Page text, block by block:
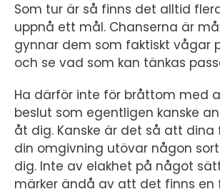
Som tur är så finns det alltid
uppnå ett mål. Chanserna är
gynnar dem som faktiskt vågar
och se vad som kan tänkas
Ha därför inte för bråttom med
beslut som egentligen kanske
åt dig. Kanske är det så att dina
din omgivning utövar någon
dig. Inte av elakhet på något
märker ändå av att det finns en